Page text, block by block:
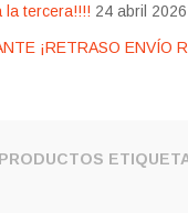
la tercera!!!! 24 abril 2026
¡RETRASO ENVÍO
PRODUCTOS